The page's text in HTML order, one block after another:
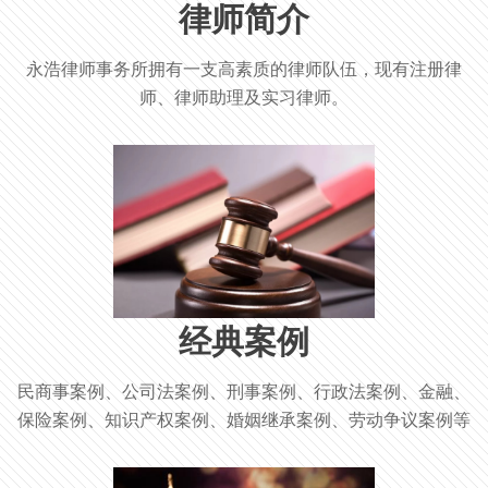
律师简介
永浩律师事务所拥有一支高素质的律师队伍，现有注册律
师、律师助理及实习律师。
经典案例
民商事案例、公司法案例、刑事案例、行政法案例、金融、
保险案例、知识产权案例、婚姻继承案例、劳动争议案例等